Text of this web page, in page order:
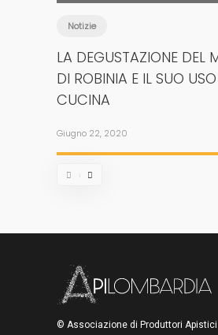
Notizie
LA DEGUSTAZIONE DEL
DI ROBINIA E IL SUO
CUCINA
Giugno 22, 2020
© Associazione di Produttori Apistici